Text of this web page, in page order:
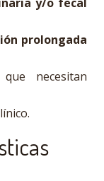
prolongada
que necesitan